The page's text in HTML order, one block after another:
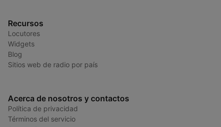
Recursos
Locutores
Widgets
Blog
Sitios web de radio por país
Acerca de nosotros y contactos
Política de privacidad
Términos del servicio